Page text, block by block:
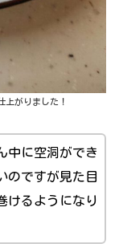
がりました！
中に空洞ができ
のですが見た目
けるようになり